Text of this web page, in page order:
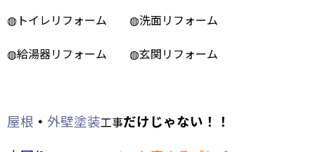
◍トイレリフォーム ◍洗面リフォーム
◍給湯器リフォーム ◍玄関リフォーム
屋根 ・ 外壁塗装工事だけじゃない！！